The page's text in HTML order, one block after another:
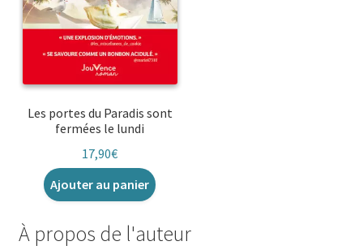
Les portes du Paradis sont
fermées le lundi
17,90€
Ajouter au panier
À propos de l'auteur